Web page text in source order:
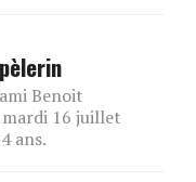
Benoit
16 juillet
ans.